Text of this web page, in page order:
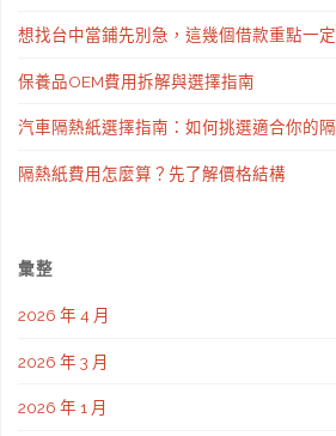
想找台中當鋪先別急，這幾個借款重點一
保養品OEM費用拆解與選擇指南
汽車隔熱紙選擇指南：如何挑選適合你的
隔熱紙費用怎麼算？先了解價格結構
彙整
2026 年 4 月
2026 年 3 月
2026 年 1 月